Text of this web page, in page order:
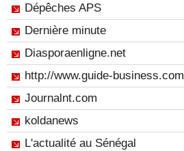
Dépêches APS
Dernière minute
Diasporaenligne.net
http://www.guide-business.com
Journalnt.com
koldanews
L'actualité au Sénégal